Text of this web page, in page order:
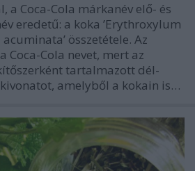
a Coca-Cola márkanév elő- és
eredetű: a koka ’Erythroxylum
acuminata’ összetétele. Az
Coca-Cola nevet, mert az
tartalmazott dél-
amelyből a kokain is…